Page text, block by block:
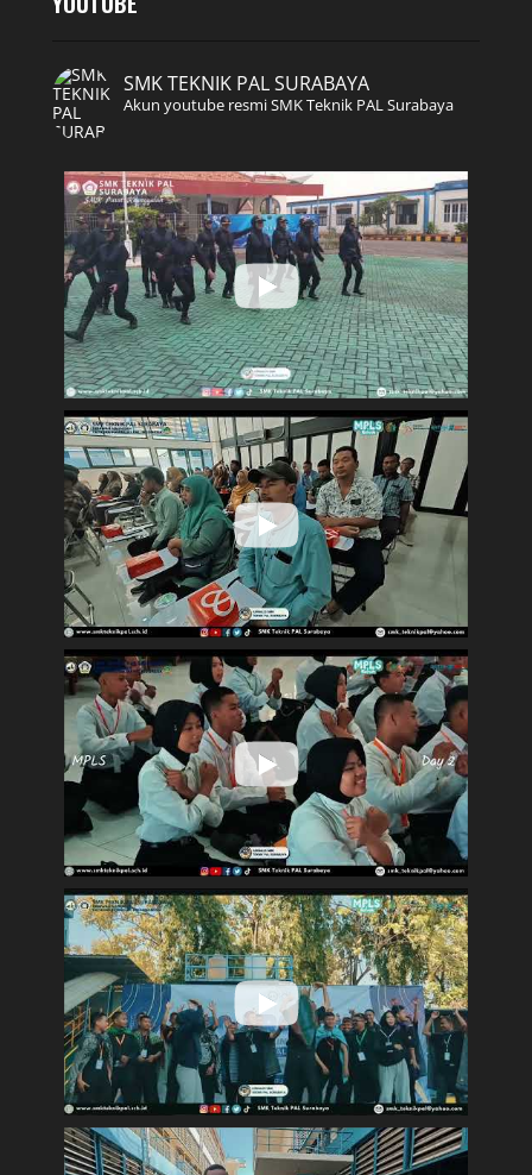
SMK TEKNIK PAL SURABAYA
Akun youtube resmi SMK Teknik PAL Surabaya